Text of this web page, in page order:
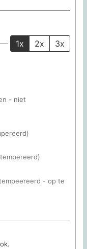
1x 2x 3x
- niet
- op te